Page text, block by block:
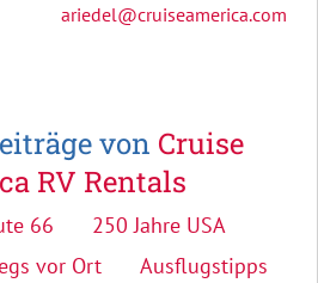
ariedel@cruiseamerica.com
von Cruise
RV Rentals
66
250 Jahre USA
vor Ort
Ausflugstipps